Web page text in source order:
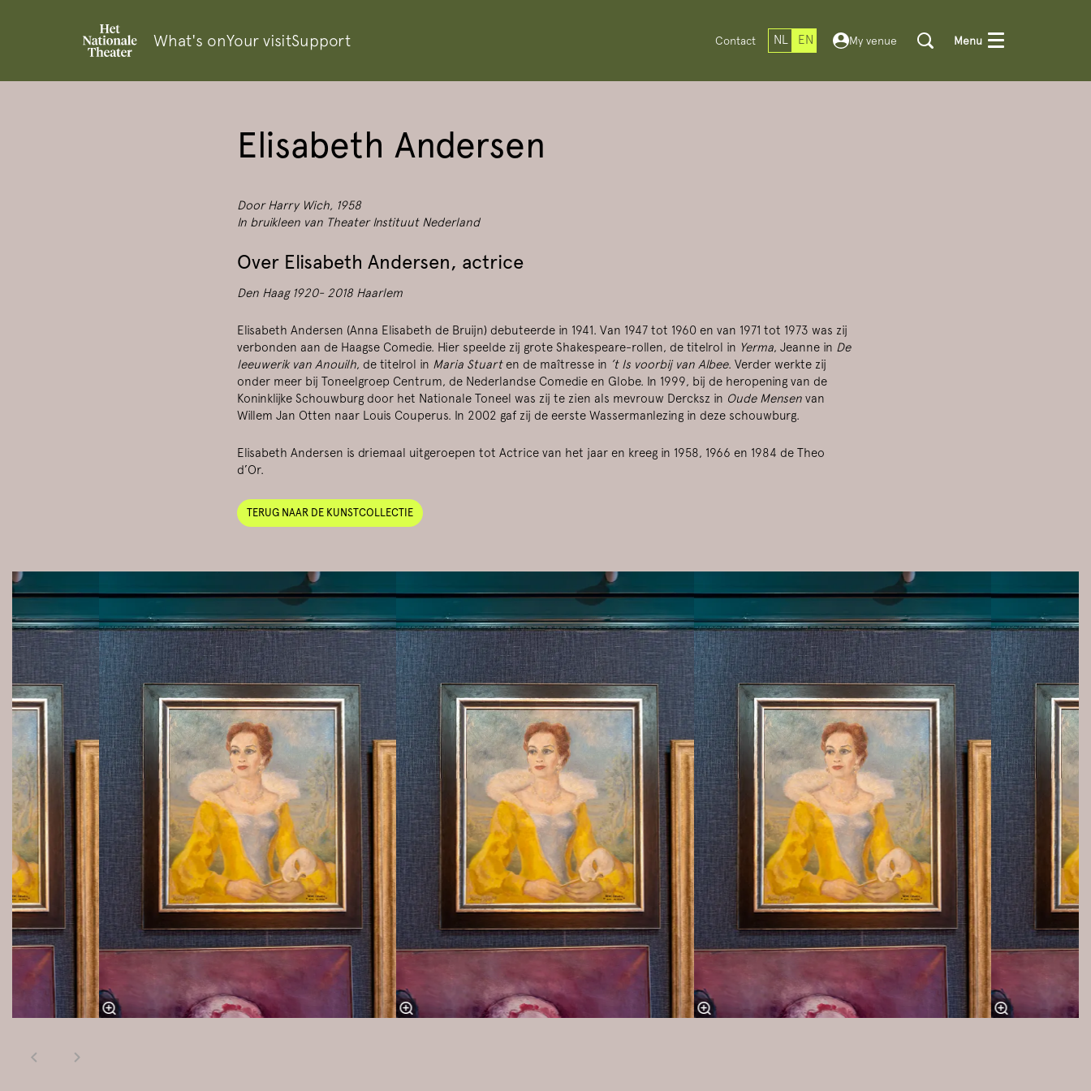
What's onYour visitSupport Contact NL EN My venue Menu
Elisabeth Andersen
Door Harry Wich, 1958
In bruikleen van Theater Instituut Nederland
Over Elisabeth Andersen, actrice
Den Haag 1920- 2018 Haarlem
Elisabeth Andersen (Anna Elisabeth de Bruijn) debuteerde in 1941. Van 1947 tot 1960 en van 1971 tot 1973 was zij
verbonden aan de Haagse Comedie. Hier speelde zij grote Shakespeare-rollen, de titelrol in Yerma, Jeanne in De
leeuwerik van Anouilh, de titelrol in Maria Stuarten de maîtresse in ’t Is voorbij van Albee. Verder werkte zij
onder meer bij Toneelgroep Centrum, de Nederlandse Comedie en Globe. In 1999, bij de heropening van de
Koninklijke Schouwburg door het Nationale Toneel was zij te zien als mevrouw Dercksz in Oude Mensen van
Willem Jan Otten naar Louis Couperus. In 2002 gaf zij de eerste Wassermanlezing in deze schouwburg.
Elisabeth Andersen is driemaal uitgeroepen tot Actrice van het jaar en kreeg in 1958, 1966 en 1984 de Theo
d’Or.
TERUG NAAR DE KUNSTCOLLECTIE
Skip